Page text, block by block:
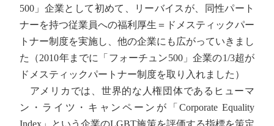
500」企業として初めて、リーバイスが、同性パート
ナーを持つ従業員への福利厚生＝ドメスティックパー
トナー制度を実施し、他の企業にも広がっていきまし
た（2010年までに「フォーチュン500」企業の1/3超が
ドメスティックパートナー制度を取り入れました）
アメリカでは、世界的な人権団体であるヒューマ
ン・ライツ・キャンペーンが「Corporate Equality
Index」という企業のLGBT施策を評価する指標を策定